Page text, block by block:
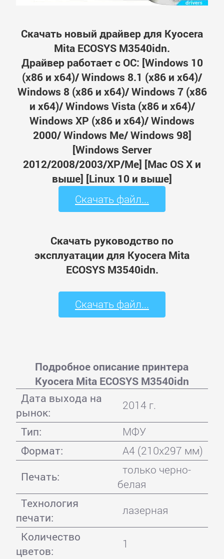
Скачать новый драйвер для Kyocera
Mita ECOSYS M3540idn.
Драйвер работает с ОС: [Windows 10
(x86 и x64)/ Windows 8.1 (x86 и x64)/
Windows 8 (x86 и x64)/ Windows 7 (x86
и x64)/ Windows Vista (x86 и x64)/
Windows XP (x86 и x64)/ Windows
2000/ Windows Me/ Windows 98]
[Windows Server
2012/2008/2003/XP/Me] [Mac OS X и
выше] [Linux 10 и выше]
Скачать файл...
Скачать руководство по
эксплуатации для Kyocera Mita
ECOSYS M3540idn.
Скачать файл...
Подробное описание принтера
Kyocera Mita ECOSYS M3540idn
Дата выхода на
рынок:
2014 г.
Тип:
МФУ
Формат:
A4 (210x297 мм)
Печать:
только черно-
белая
Технология
печати:
лазерная
Количество
цветов:
1